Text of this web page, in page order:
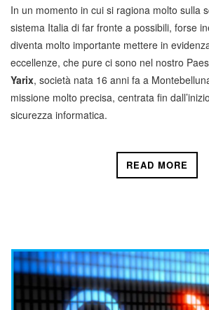
In un momento in cui si ragiona molto sulla
sistema Italia di far fronte a possibili, forse
diventa molto importante mettere in
eccellenze, che pure ci sono nel nostro
Yarix, società nata 16 anni fa a
missione molto precisa, centrata fin
sicurezza informatica.
READ MORE